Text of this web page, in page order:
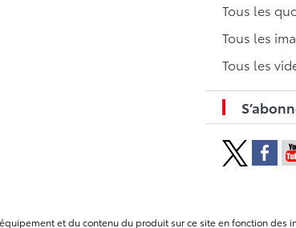
Tous les
Tous les
Tous les
et du contenu du produit sur ce site en fonction des